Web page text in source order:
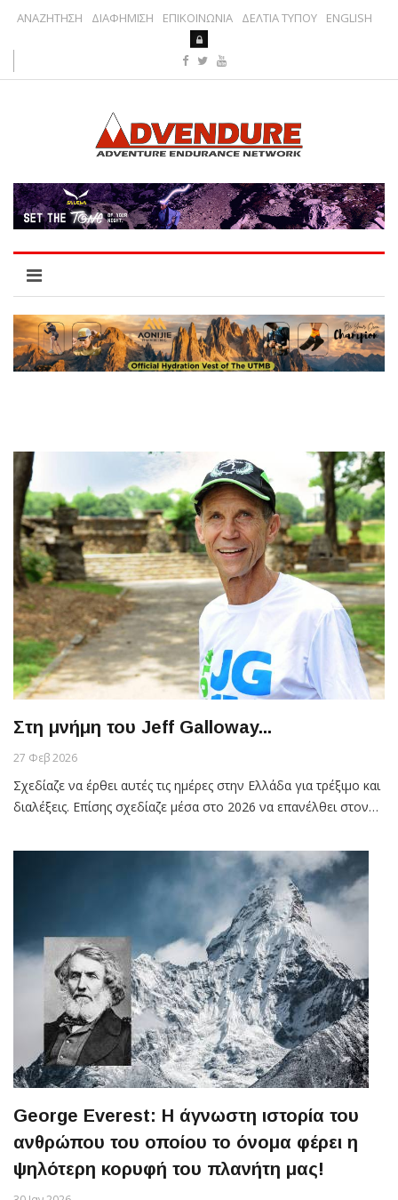
ΑΝΑΖΗΤΗΣΗ ΔΙΑΦΗΜΙΣΗ ΕΠΙΚΟΙΝΩΝΙΑ ΔΕΛΤΙΑ ΤΥΠΟΥ ENGLISH
Στη μνήμη του Jeff Galloway...
27 Φεβ 2026
Σχεδίαζε να έρθει αυτές τις ημέρες στην Ελλάδα για τρέξιμο και
διαλέξεις. Επίσης σχεδίαζε μέσα στο 2026 να επανέλθει στον…
George Everest: Η άγνωστη ιστορία του
ανθρώπου του οποίου το όνομα φέρει η
ψηλότερη κορυφή του πλανήτη μας!